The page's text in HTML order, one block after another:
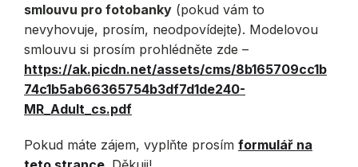
smlouvu pro fotobanky (pokud vám to
nevyhovuje, prosím, neodpovídejte). Modelovou
smlouvu si prosím prohlédněte zde –
https://ak.picdn.net/assets/cms/8b165709cc1b
74c1b5ab66365754b3df7d1de240-
MR_Adult_cs.pdf
Pokud máte zájem, vyplňte prosím formulář na